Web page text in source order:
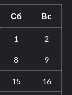
Сб Вс
1 2
8 9
15 16